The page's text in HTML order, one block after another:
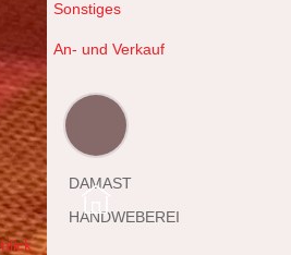
Sonstiges
An- und Verkauf
DAMAST
HANDWEBEREI